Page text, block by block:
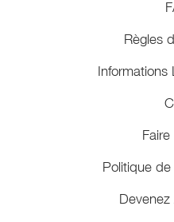
Règles
Informations
Politique